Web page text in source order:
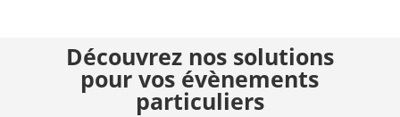
Découvrez nos solutions
pour vos évènements
particuliers